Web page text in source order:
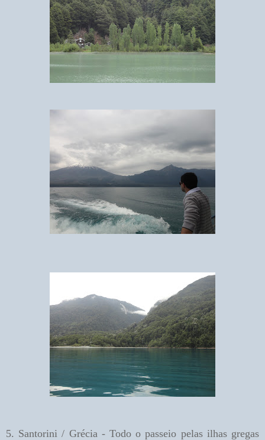
5. Santorini / Grécia - Todo o passeio pelas ilhas gregas